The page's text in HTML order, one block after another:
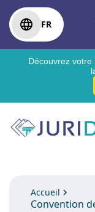
FR
Découvrez votre
Accueil
Convention